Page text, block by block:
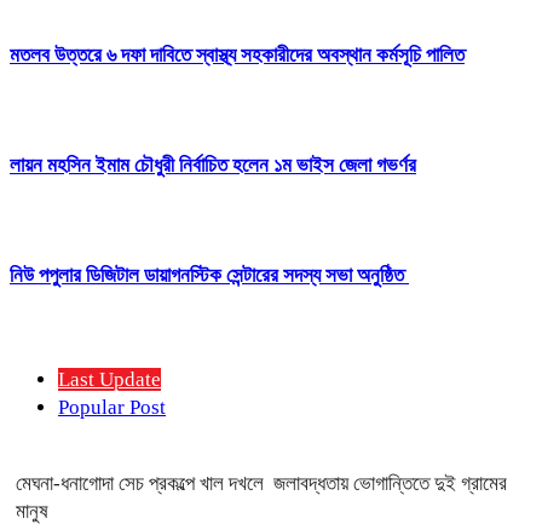
মতলব উত্তরে ৬ দফা দাবিতে স্বাস্থ্য সহকারীদের অবস্থান কর্মসূচি পালিত
লায়ন মহসিন ইমাম চৌধুরী নির্বাচিত হলেন ১ম ভাইস জেলা গভর্ণর
নিউ পপুলার ডিজিটাল ডায়াগনস্টিক সেন্টারের সদস্য সভা অনুষ্ঠিত
Last Update
Popular Post
মেঘনা-ধনাগোদা সেচ প্রকল্পে খাল দখলে জলাবদ্ধতায় ভোগান্তিতে দুই গ্রামের
মানুষ